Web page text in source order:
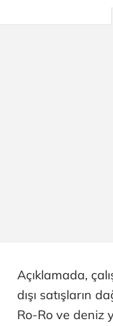
Açıklamada,
dışı satışların
Ro-Ro ve deniz